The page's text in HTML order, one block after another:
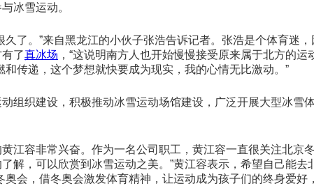
冰雪运动。
了。”来自黑龙江的小伙子张浩告诉记者。张浩是个体育迷
了真冰场 ，“这说明南方人也开始慢慢接受原来属于北方的
传递，这个梦想就快要成为现实，我的心情无比激动。”
组织建设，积极推动冰雪运动场馆建设，广泛开展大型冰雪
江容非常兴奋。作为一名公司职工，黄江容一直很关注北京
解，可以欣赏到冰雪运动之美。”黄江容表示，希望自己能
会，借冬奥会激发体育精神，让运动成为孩子们的终身爱